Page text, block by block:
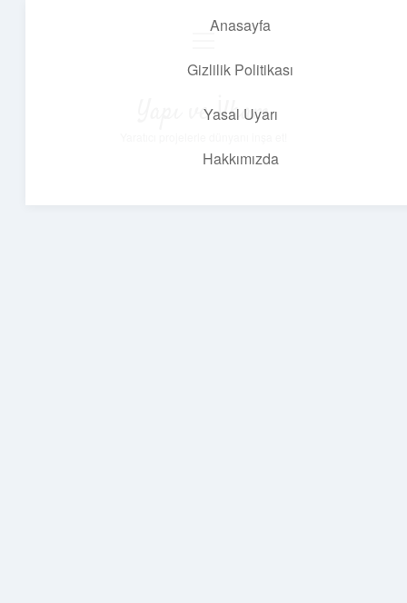
Anasayfa
Gizlilik Politikası
Yasal Uyarı
Hakkımızda
Yapı ve İlham